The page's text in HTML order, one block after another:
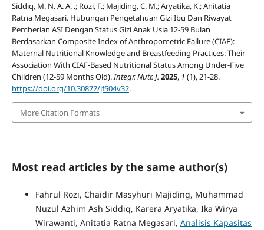
Siddiq, M. N. A. A. .; Rozi, F.; Majiding, C. M.; Aryatika, K.; Anitatia
Ratna Megasari. Hubungan Pengetahuan Gizi Ibu Dan Riwayat
Pemberian ASI Dengan Status Gizi Anak Usia 12-59 Bulan
Berdasarkan Composite Index of Anthropometric Failure (CIAF):
Maternal Nutritional Knowledge and Breastfeeding Practices: Their
Association With CIAF-Based Nutritional Status Among Under-Five
Children (12-59 Months Old).Integr. Nutr. J. 2025, 1 (1), 21-28.
https://doi.org/10.30872/jf504v32.
More Citation Formats
Most read articles by the same author(s)
Fahrul Rozi, Chaidir Masyhuri Majiding, Muhammad
Nuzul Azhim Ash Siddiq, Karera Aryatika, Ika Wirya
Wirawanti, Anitatia Ratna Megasari, Analisis Kapasitas